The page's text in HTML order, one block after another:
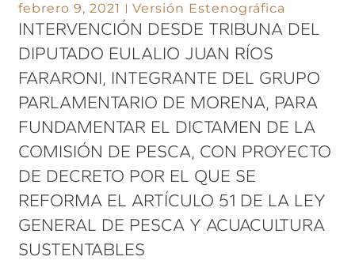
febrero 9, 2021 Versión Estenográfica
INTERVENCIÓN DESDE TRIBUNA DEL
DIPUTADO EULALIO JUAN RÍOS
FARARONI, INTEGRANTE DEL GRUPO
PARLAMENTARIO DE MORENA, PARA
FUNDAMENTAR EL DICTAMEN DE LA
COMISIÓN DE PESCA, CON PROYECTO
DE DECRETO POR EL QUE SE
REFORMA EL ARTÍCULO 51 DE LA LEY
GENERAL DE PESCA Y ACUACULTURA
SUSTENTABLES